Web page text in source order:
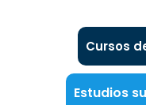
Cursos
Estudios